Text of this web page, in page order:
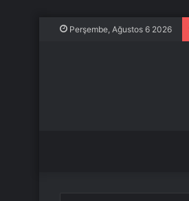
Perşembe, Ağustos 6 2026